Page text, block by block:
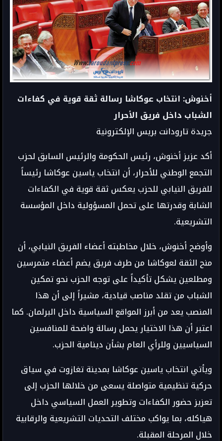
أخنوش: انتخاب عوكاشا رسالة ثقة قوية في كفاءات
الشباب داخل فريق الأحرار
جريدة تارودانت بريس الإلكترونية
أكد عزيز أخنوش، رئيس الحكومة والرئيس السابق لحزب
التجمع الوطني للأحرار، أن انتخاب ياسين عوكاشا رئيساً
للفريق النيابي للحزب يعكس ثقة قوية في الكفاءات
الشابة وقدرتها على تحمل المسؤولية داخل المؤسسة
التشريعية.
وأوضح أخنوش، خلال مخاطبته أعضاء الفريق النيابي، أن
منح الثقة لعوكاشا من طرف فريق يضم أعضاء متمرسين
ومطلعين يشكل تأكيداً على توجه الحزب نحو تمكين
الشباب من تقلد مناصب قيادية، مشيراً إلى أن هذا
المنصب يعد من أبرز المواقع السياسية داخل البرلمان. كما
اعتبر أن هذا الاختيار يحمل رسالة واضحة للمنافسين
السياسيين وللرأي العام بشأن دينامية الحزب.
ويأتي انتخاب ياسين عوكاشا بمدينة تغازوت في سياق
حركية تنظيمية متواصلة يسعى من خلالها الحزب إلى
تعزيز حضور الكفاءات وتطوير العمل السياسي داخل
هياكله، بما يواكب مختلف التحديات التشريعية والرقابية
خلال المرحلة المقبلة.